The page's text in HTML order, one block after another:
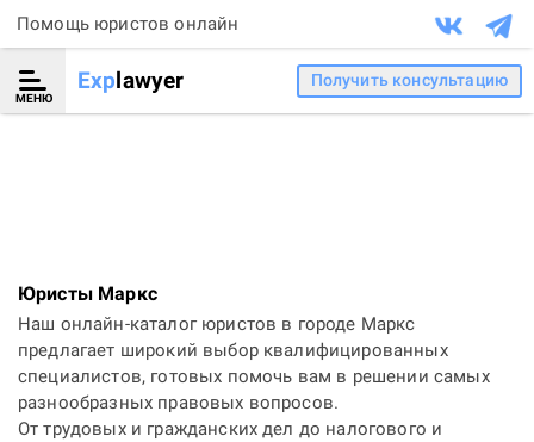
Помощь юристов онлайн
МЕНЮ
Explawyer Получить консультацию
Юристы Маркс
Наш онлайн-каталог юристов в городе Маркс
предлагает широкий выбор квалифицированных
специалистов, готовых помочь вам в решении самых
разнообразных правовых вопросов.
От трудовых и гражданских дел до налогового и